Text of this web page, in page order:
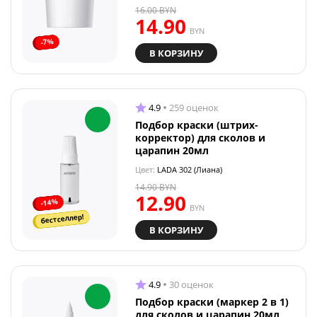
-7%
14.90 BYN
16.00BYN
В КОРЗИНУ
-14%
бестселлер!
4.9 259 оценок
Подбор краски (штрих-
корректор) для сколов и
царапин 20мл
Цвет: LADA 302 (Лиана)
12.90 BYN
14.90BYN
В КОРЗИНУ
4.9 30 оценок
Подбор краски (маркер 2 в 1)